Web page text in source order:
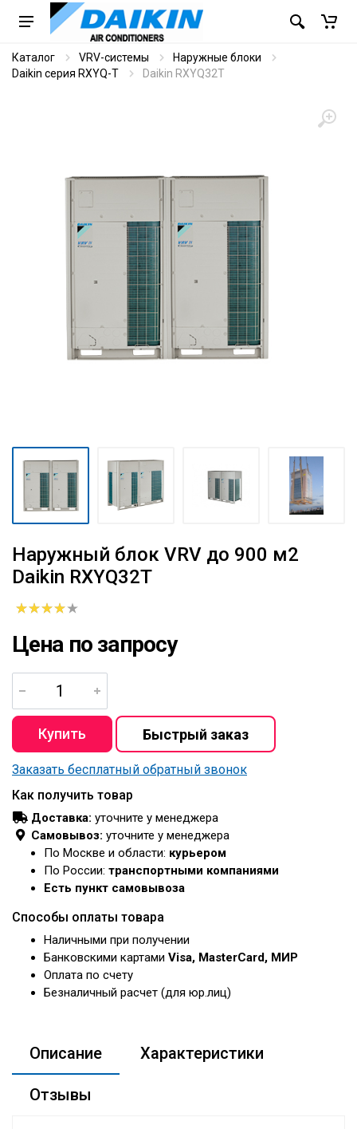
Каталог VRV-системы
Наружные блоки
Daikin серия RXYQ-T
Daikin RXYQ32T
Наружный блок VRV до 900 м2
Daikin RXYQ32T
Цена по запросу
Заказать бесплатный обратный звонок
Как получить товар
Доставка: уточните у менеджера
Самовывоз: уточните у менеджера
По Москве и области: курьером
По России: транспортными компаниями
Есть пункт самовывоза
Способы оплаты товара
Наличными при получении
Банковскими картами Visa, MasterCard, МИР
Оплата по счету
Безналичный расчет (для юр.лиц)
Описание Характеристики
Отзывы